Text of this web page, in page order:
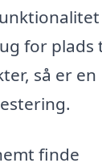
for plads
så er en
finde